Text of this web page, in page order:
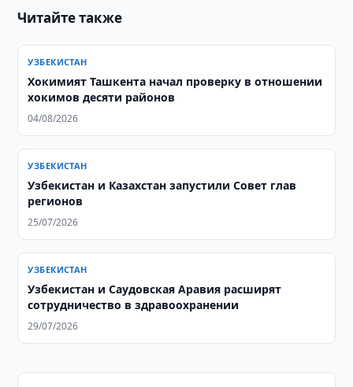
Читайте также
УЗБЕКИСТАН
Хокимият Ташкента начал проверку в отношении
хокимов десяти районов
04/08/2026
УЗБЕКИСТАН
Узбекистан и Казахстан запустили Совет глав
регионов
25/07/2026
УЗБЕКИСТАН
Узбекистан и Саудовская Аравия расширят
сотрудничество в здравоохранении
29/07/2026